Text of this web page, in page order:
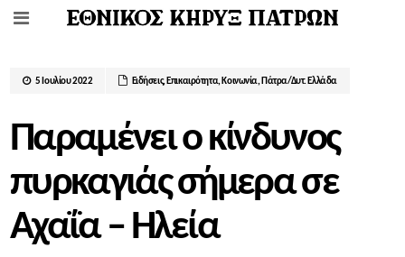
5 Ιουλίου 2022 Ειδήσεις, Επικαιρότητα, Κοινωνία, Πάτρα/Δυτ. Ελλάδα
Παραμένει ο κίνδυνος
πυρκαγιάς σήμερα σε
Αχαΐα – Ηλεία